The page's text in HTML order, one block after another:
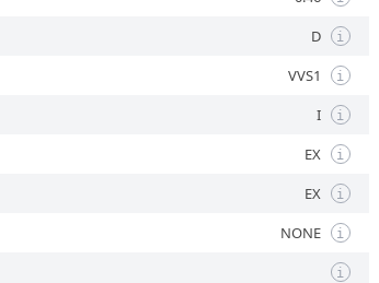
D i
VVS1 i
I i
EX i
EX i
NONE i
i